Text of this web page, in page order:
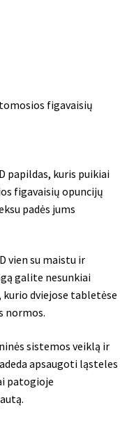
figavaisių
papildas, kuris puikiai
figavaisių opuncijų
padės jums
vien su maistu ir
galite nesunkiai
dviejose tabletėse
normos.
sistemos veiklą ir
apsaugoti ląsteles
patogioje